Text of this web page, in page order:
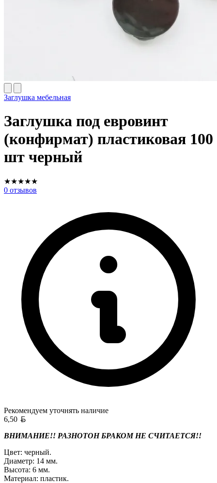
Заглушка мебельная
Заглушка под евровинт
(конфирмат) пластиковая 100
шт черный
★★★★★
0 отзывов
Рекомендуем уточнять наличие
6,50
ВНИМАНИЕ!! РАЗНОТОН БРАКОМ НЕ СЧИТАЕТСЯ!!
Цвет: черный.
Диаметр: 14 мм.
Высота: 6 мм.
Материал: пластик.